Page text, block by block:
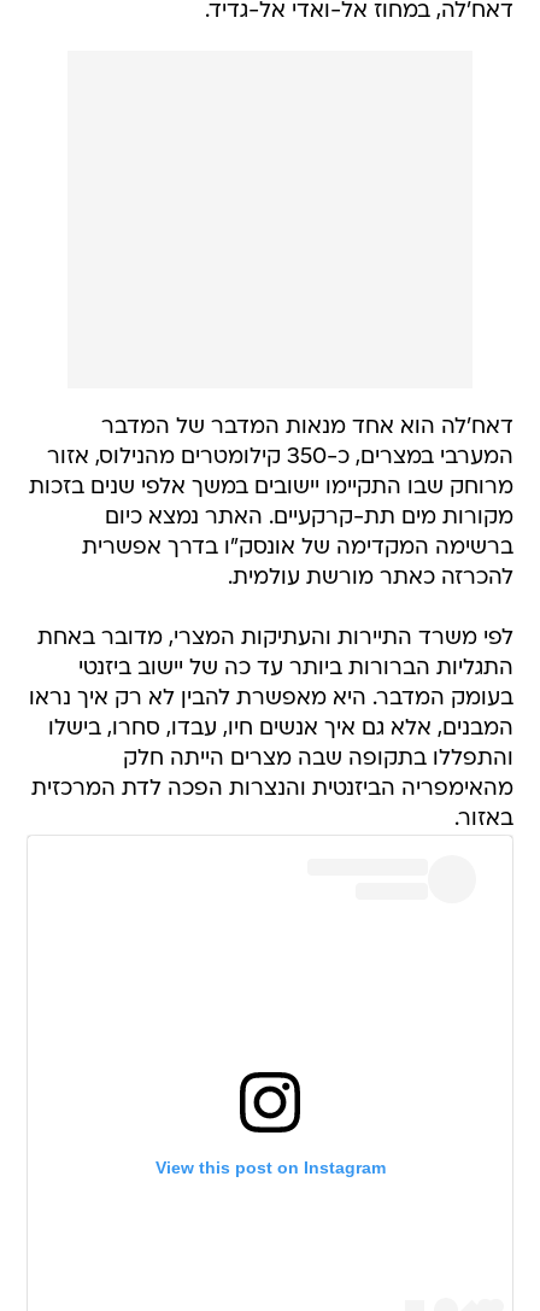
דאח'לה, במחוז אל-ואדי אל-גדיד.
דאח'לה הוא אחד מנאות המדבר של המדבר
המערבי במצרים, כ-350 קילומטרים מהנילוס, אזור
מרוחק שבו התקיימו יישובים במשך אלפי שנים בזכות
מקורות מים תת-קרקעיים. האתר נמצא כיום
ברשימה המקדימה של אונסק"ו בדרך אפשרית
להכרזה כאתר מורשת עולמית.
לפי משרד התיירות והעתיקות המצרי, מדובר באחת
התגליות הברורות ביותר עד כה של יישוב ביזנטי
בעומק המדבר. היא מאפשרת להבין לא רק איך נראו
המבנים, אלא גם איך אנשים חיו, עבדו, סחרו, בישלו
והתפללו בתקופה שבה מצרים הייתה חלק
מהאימפריה הביזנטית והנצרות הפכה לדת המרכזית
באזור.
View this post on Instagram